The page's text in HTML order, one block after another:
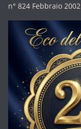
n° 824 Febbraio 2002